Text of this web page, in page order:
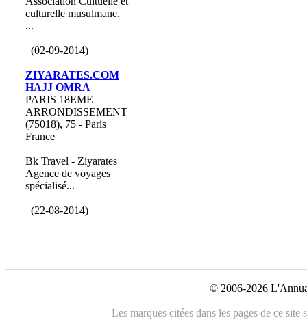
culturelle musulmane.
...
(02-09-2014)
ZIYARATES.COM
HAJJ OMRA
PARIS 18EME
ARRONDISSEMENT
(75018), 75 - Paris
France
Bk Travel - Ziyarates
Agence de voyages
spécialisé...
(22-08-2014)
© 2006-2026
Les marques citées dans les pages de ce